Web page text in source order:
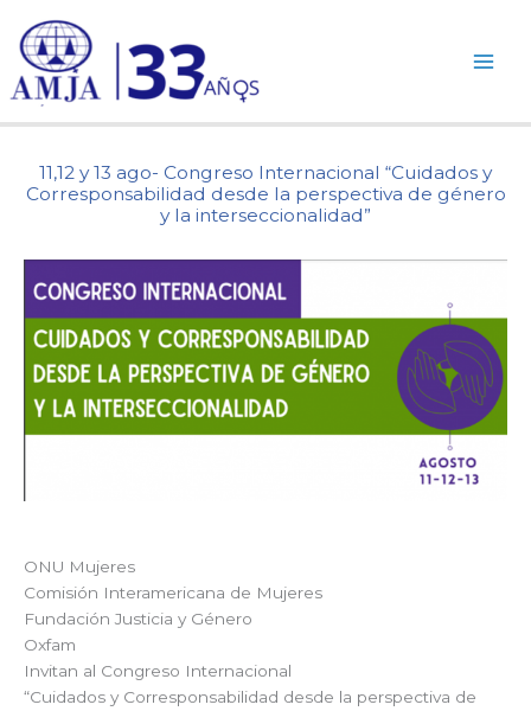
contenido
11,12 y 13 ago- Congreso Internacional “Cuidados y
Corresponsabilidad desde la perspectiva de género
y la interseccionalidad”
ONU Mujeres
Comisión Interamericana de Mujeres
Fundación Justicia y Género
Oxfam
Invitan al Congreso Internacional
“Cuidados y Corresponsabilidad desde la perspectiva de